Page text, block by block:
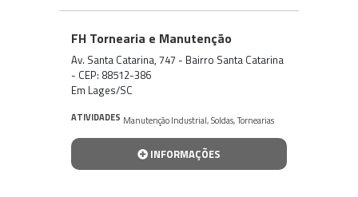
FH Tornearia e Manutenção
Av. Santa Catarina, 747 - Bairro Santa Catarina
- CEP: 88512-386
Em Lages/SC
ATIVIDADES Manutenção Industrial,Soldas,Tornearias
INFORMAÇÕES